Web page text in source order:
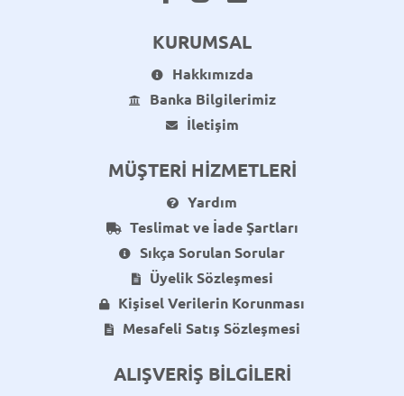
KURUMSAL
Hakkımızda
Banka Bilgilerimiz
İletişim
MÜŞTERİ HİZMETLERİ
Yardım
Teslimat ve İade Şartları
Sıkça Sorulan Sorular
Üyelik Sözleşmesi
Kişisel Verilerin Korunması
Mesafeli Satış Sözleşmesi
ALIŞVERİŞ BİLGİLERİ